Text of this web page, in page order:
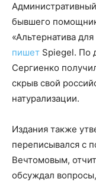
бывшего
«Альтернатива
пишет Spiegel. По
Сергиенко
скрыв свой
натурализации.
Издания также
переписывался с
Вечтомовым,
обсуждал